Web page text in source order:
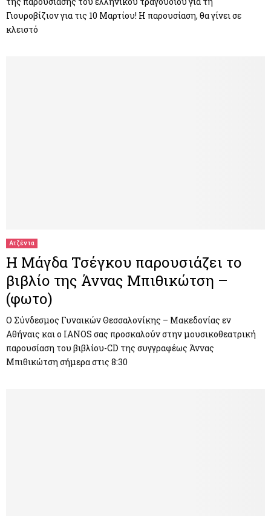
Γιουροβίζιον για τις 10 Μαρτίου! Η παρουσίαση, θα γίνει σε
κλειστό
Ατζέντα
Η Μάγδα Τσέγκου παρουσιάζει το
βιβλίο της Άννας Μπιθικώτση –
(φωτο)
Ο Σύνδεσμος Γυναικών Θεσσαλονίκης – Μακεδονίας εν
Αθήναις και ο ΙΑΝΟS σας προσκαλούν στην μουσικοθεατρική
παρουσίαση του βιβλίου-CD της συγγραφέως Άννας
Μπιθικώτση σήμερα στις 8:30